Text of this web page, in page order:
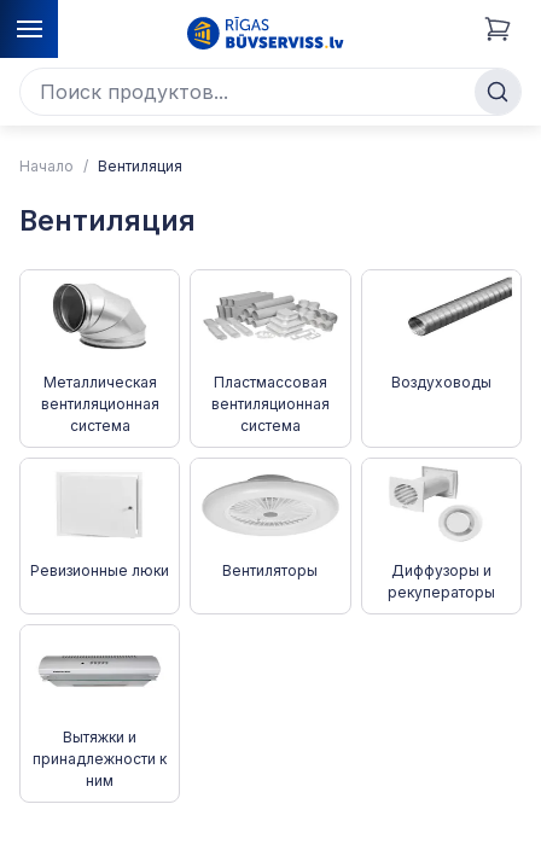
Начало Вентиляция
Вентиляция
Металлическая
вентиляционная
система
Пластмассовая
вентиляционная
система
Воздуховоды
Ревизионные люки Вентиляторы
Диффузоры и
рекуператоры
Вытяжки и
принадлежности к
ним